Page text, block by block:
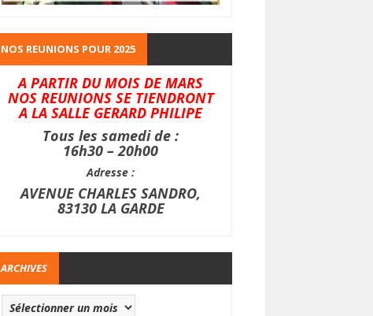
NOS REUNIONS POUR 2025
A PARTIR DU MOIS DE MARS
NOS REUNIONS SE TIENDRONT
A LA SALLE GERARD PHILIPE
Tous les samedi de :
16h30 – 20h00
Adresse :
AVENUE CHARLES SANDRO,
83130 LA GARDE
ARCHIVES